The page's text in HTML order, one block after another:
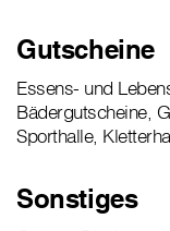
Gutscheine
Essens- und
Bädergutscheine,
Sporthalle,
Sonstiges